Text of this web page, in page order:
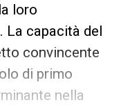
loro
La capacità del
convincente
di primo
nella